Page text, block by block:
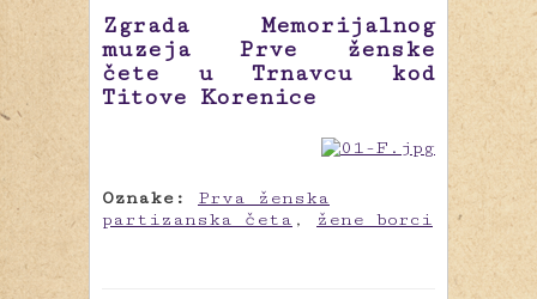
Zgrada Memorijalnog
muzeja Prve ženske
čete u Trnavcu kod
Titove Korenice
Oznake:
Prva ženska
partizanska četa , žene borci